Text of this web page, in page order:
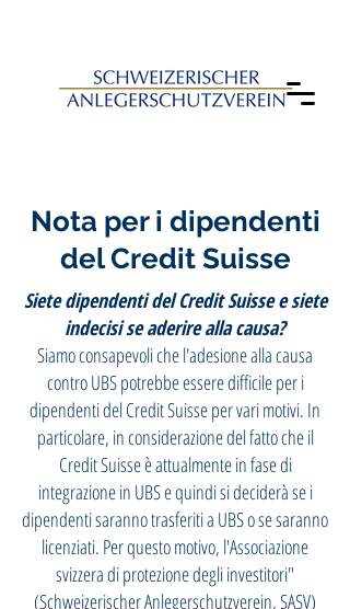
Nota per i dipendenti
del Credit Suisse
Siete dipendenti del Credit Suisse e siete
indecisi se aderire alla causa?
Siamo consapevoli che l'adesione alla causa
contro UBS potrebbe essere difficile per i
dipendenti del Credit Suisse per vari motivi. In
particolare, in considerazione del fatto che il
Credit Suisse è attualmente in fase di
integrazione in UBS e quindi si deciderà se i
dipendenti saranno trasferiti a UBS o se saranno
licenziati. Per questo motivo, l'Associazione
svizzera di protezione degli investitori"
(Schweizerischer Anlegerschutzverein, SASV)